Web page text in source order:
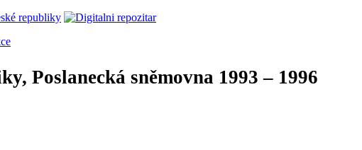
Poslanecká sněmovna 1993 – 1996